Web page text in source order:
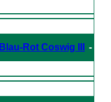
Rot Coswig III -